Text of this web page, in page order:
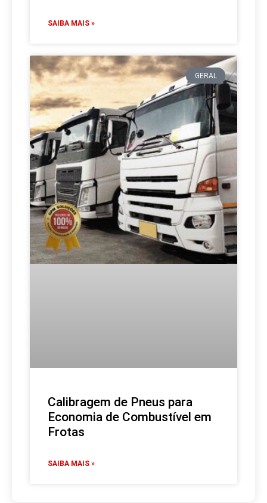
SAIBA MAIS »
GERAL
Calibragem de Pneus para
Economia de Combustível em
Frotas
SAIBA MAIS »